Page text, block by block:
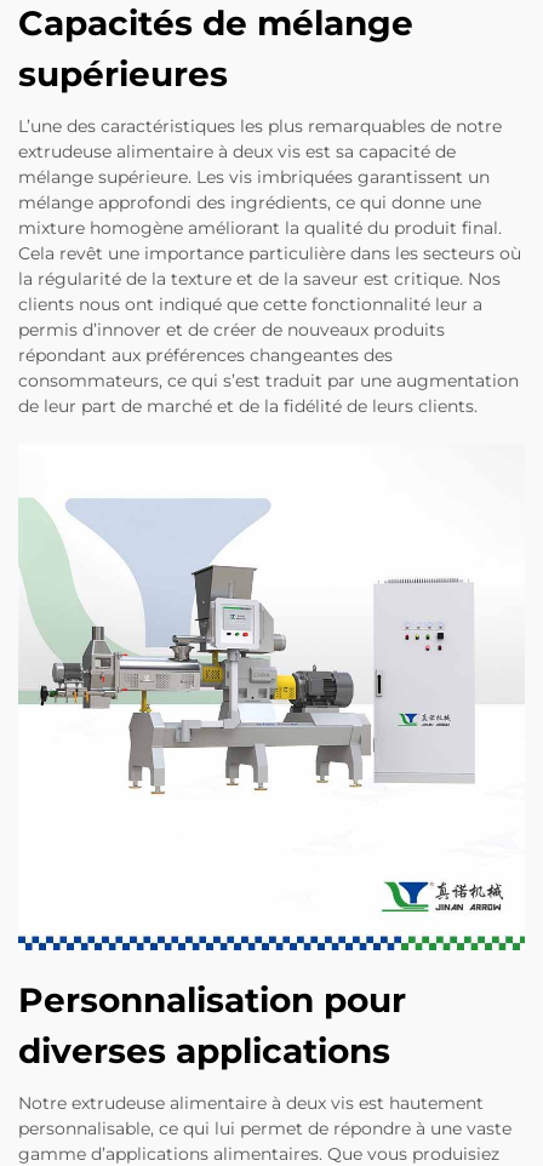
Capacités de mélange
supérieures
L’une des caractéristiques les plus remarquables de notre
extrudeuse alimentaire à deux vis est sa capacité de
mélange supérieure. Les vis imbriquées garantissent un
mélange approfondi des ingrédients, ce qui donne une
mixture homogène améliorant la qualité du produit final.
Cela revêt une importance particulière dans les secteurs où
la régularité de la texture et de la saveur est critique. Nos
clients nous ont indiqué que cette fonctionnalité leur a
permis d’innover et de créer de nouveaux produits
répondant aux préférences changeantes des
consommateurs, ce qui s’est traduit par une augmentation
de leur part de marché et de la fidélité de leurs clients.
Personnalisation pour
diverses applications
Notre extrudeuse alimentaire à deux vis est hautement
personnalisable, ce qui lui permet de répondre à une vaste
gamme d’applications alimentaires. Que vous produisiez